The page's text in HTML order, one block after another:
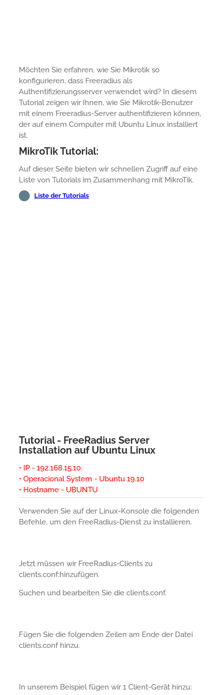
Möchten Sie erfahren, wie Sie Mikrotik so
konfigurieren, dass Freeradius als
Authentifizierungsserver verwendet wird? In diesem
Tutorial zeigen wir Ihnen, wie Sie Mikrotik-Benutzer
mit einem Freeradius-Server authentifizieren können,
der auf einem Computer mit Ubuntu Linux installiert
ist.
MikroTik Tutorial:
Auf dieser Seite bieten wir schnellen Zugriff auf eine
Liste von Tutorials im Zusammenhang mit MikroTik.
Liste der Tutorials
Tutorial - FreeRadius Server
Installation auf Ubuntu Linux
• IP - 192.168.15.10.
• Operacional System - Ubuntu 19.10
• Hostname - UBUNTU
Verwenden Sie auf der Linux-Konsole die folgenden
Befehle, um den FreeRadius-Dienst zu installieren.
Jetzt müssen wir FreeRadius-Clients zu
clients.conf;hinzufügen.
Suchen und bearbeiten Sie die clients.conf.
Fügen Sie die folgenden Zeilen am Ende der Datei
clients.conf hinzu.
In unserem Beispiel fügen wir 1 Client-Gerät hinzu: